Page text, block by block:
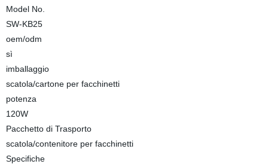
Model No.
SW-KB25
oem/odm
sì
imballaggio
scatola/cartone per facchinetti
potenza
120W
Pacchetto di Trasporto
scatola/contenitore per facchinetti
Specifiche